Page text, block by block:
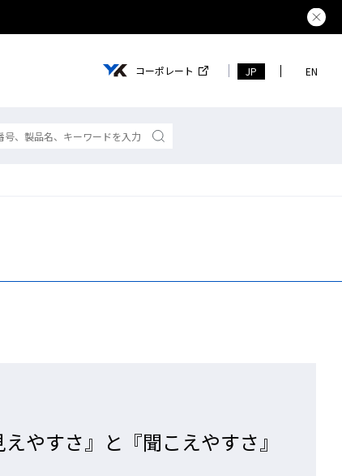
熊本県
コーポレート JP EN
やすさ』と『聞こえやすさ』